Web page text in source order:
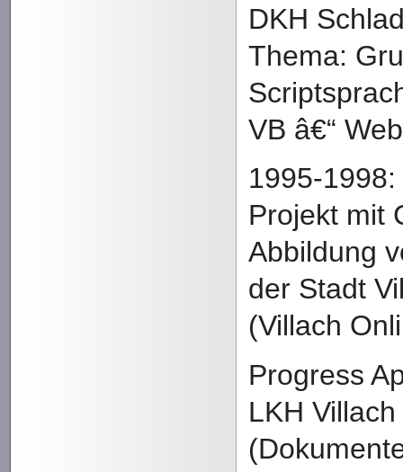
DKH
Thema:
VB â€“
1995-1998:
Projekt mit
Abbildung
der Stadt
(Villach
Progress
LKH Villach